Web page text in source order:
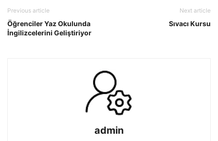
Previous article
Öğrenciler Yaz Okulunda
İngilizcelerini Geliştiriyor
Next article
Sıvacı Kursu
admin